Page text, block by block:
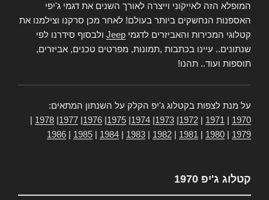
המופלא הזה לאייקוני וייצרה לאורך השנים את דגמי ג'יפי
האספנות הנחשקים ביותר בעולם! לאחר מכן סרקנו וצילמנו את
קטלוגי המכירות והאביזרים לדגמי Jeep ולבסוף סידרנו לפי
שנתונים.. עיינו בכתבות ,תמונות, מפרטים טכנים, אביזרים,
תוספות ועוד.. תהנו!
על מנת לצפות בקטלוג ג'יפ הקלק על השנתון המתאים:
1970
1971
1972
1973
1974
1975
1976
1977
1978
1979
1980
1981
1982
1983
1984
1985
1986
קטלוג ג'יפ 1970